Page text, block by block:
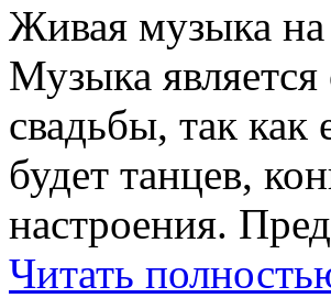
Живая музыка на
Музыка
свадьбы, так как
будет танцев,
настроения.
Читать